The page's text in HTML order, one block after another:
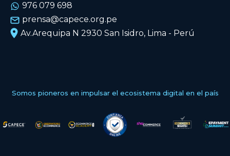
976 079 698
prensa@capece.org.pe
Av.Arequipa N 2930 San Isidro, Lima - Perú
Somos pioneros en impulsar el ecosistema digital en el país